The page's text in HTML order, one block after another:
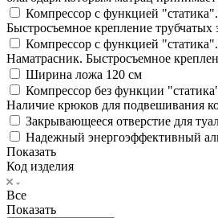
Компрессор с функцией
Быстросъемное крепление
Компрессор с функцией
Наматрасник. Быстросъемное
Ширина ложа 120 см
Компрессор без функции
Наличие крюков для подвешивания
Закрывающееся отверстие для
Надежный энергоэффективный
Показать
Код изделия
Все
Показать